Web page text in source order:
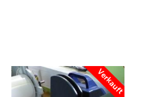
Verkauft